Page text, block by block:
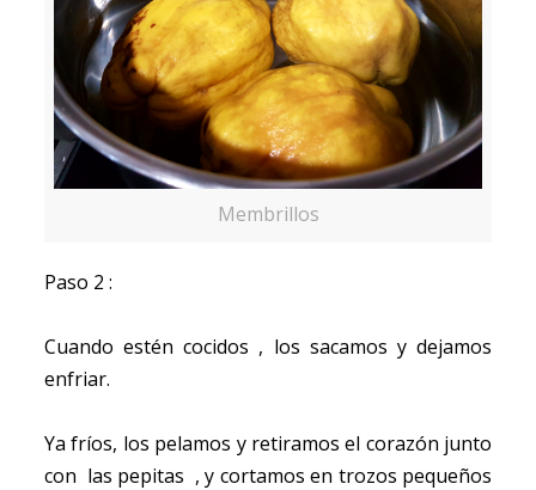
Membrillos
Paso 2 :
Cuando estén cocidos , los sacamos y dejamos
enfriar.
Ya fríos, los pelamos y retiramos el corazón junto
con las pepitas , y cortamos en trozos pequeños